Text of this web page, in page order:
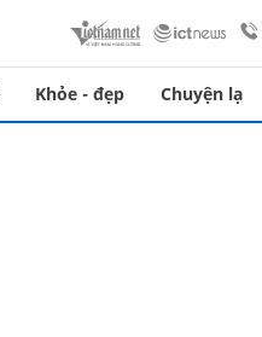
Khỏe - đẹp Chuyện lạ